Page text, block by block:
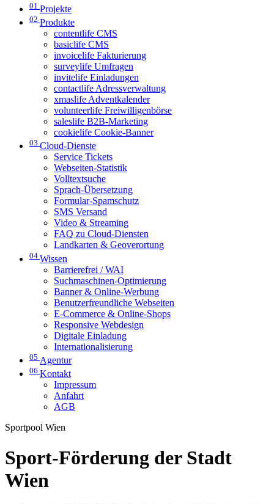
01 Projekte
02 Produkte
contentlife CMS
basiclife CMS
invoicelife Fakturierung
surveylife Umfragen
invitelife Einladungen
contactlife Adressverwaltung
xmaslife Adventkalender
volunteerlife Freiwilligenbörse
saleslife B2B-Marketing
cookielife Cookie-Banner
03 Cloud-Dienste
Service Tickets
Webseiten-Statistik
Volltextsuche
Sprach-Übersetzung
Formular-Spamschutz
SMS Versand
Video & Streaming
FAQ zu Cloud-Diensten
Landkarten & Geoverortung
04 Wissen
Barrierefrei / WAI
Suchmaschinen-Optimierung
Banner & Online-Werbung
Benutzerfreundliche Webseiten
E-Commerce & Online-Shops
Responsive Webdesign
Digitale Einladung
Internationalisierung
05 Agentur
06 Kontakt
Impressum
Anfahrt
AGB
Sportpool Wien
Sport-Förderung der Stadt
Wien